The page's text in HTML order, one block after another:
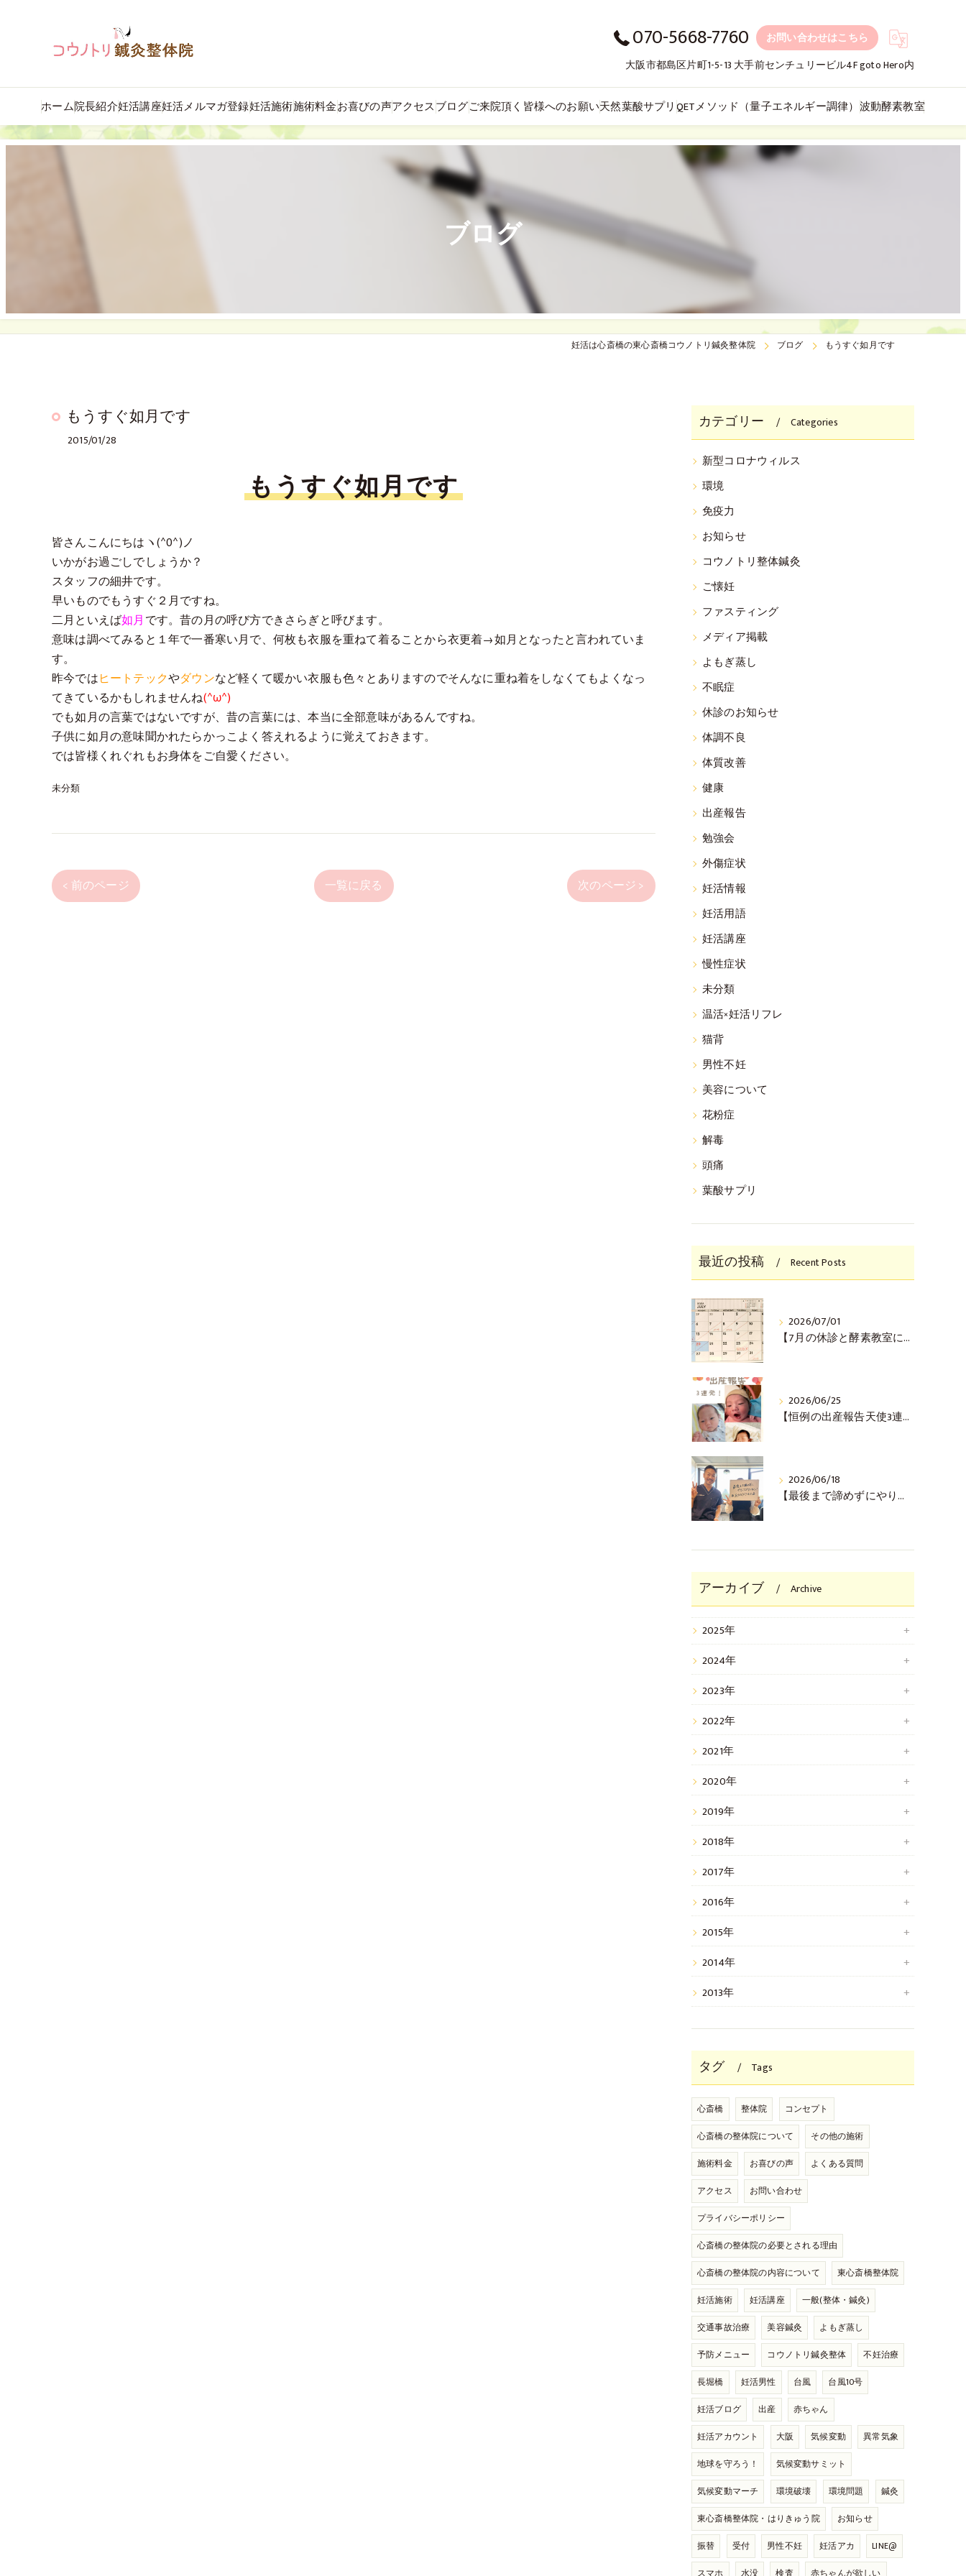
070-5668-7760
お問い合わせはこちら
大阪市都島区片町1-5-13 大手前センチュリービル4F goto Hero内
ホーム院長紹介妊活講座妊活メルマガ登録妊活施術施術料金お喜びの声アクセスブログご来院頂く皆様へのお願い天然葉酸サプリ QETメソッド（量子エネルギー調律） 波動酵素教室
ブログ
妊活は心斎橋の東心斎橋コウノトリ鍼灸整体院 ブログ もうすぐ如月です
もうすぐ如月です
2015/01/28
もうすぐ如月です
皆さんこんにちはヽ(^0^)ノ
いかがお過ごしでしょうか？
スタッフの細井です。
早いものでもうすぐ２月ですね。
二月といえば如月です。昔の月の呼び方できさらぎと呼びます。
意味は調べてみると１年で一番寒い月で、何枚も衣服を重ねて着ることから衣更着→如月となったと言われていま
す。
昨今ではヒートテックやダウンなど軽くて暖かい衣服も色々とありますのでそんなに重ね着をしなくてもよくなっ
てきているかもしれませんね(^ω^)
でも如月の言葉ではないですが、昔の言葉には、本当に全部意味があるんですね。
子供に如月の意味聞かれたらかっこよく答えれるように覚えておきます。
では皆様くれぐれもお身体をご自愛ください。
未分類
< 前のページ 一覧に戻る 次のページ >
カテゴリー Categories
新型コロナウィルス
環境
免疫力
お知らせ
コウノトリ整体鍼灸
ご懐妊
ファスティング
メディア掲載
よもぎ蒸し
不眠症
休診のお知らせ
体調不良
体質改善
健康
出産報告
勉強会
外傷症状
妊活情報
妊活用語
妊活講座
慢性症状
未分類
温活×妊活リフレ
猫背
男性不妊
美容について
花粉症
解毒
頭痛
葉酸サプリ
最近の投稿 Recent Posts
2026/07/01
【7月の休診と酵素教室について(^^♪】
2026/06/25
【恒例の出産報告天使3連発！(^^♪】
2026/06/18
【最後まで諦めずにやりきった！ご懐妊報告(^^♪】
アーカイブ Archive
2025年
2024年
2023年
2022年
2021年
2020年
2019年
2018年
2017年
2016年
2015年
2014年
2013年
タグ Tags
心斎橋 整体院
コンセプト
心斎橋の整体院について
その他の施術
施術料金
お喜びの声
よくある質問
アクセス
お問い合わせ
プライバシーポリシー
心斎橋の整体院の必要とされる理由
心斎橋の整体院の内容について
東心斎橋整体院
妊活施術
妊活講座
一般(整体・鍼灸)
交通事故治療
美容鍼灸
よもぎ蒸し
予防メニュー
コウノトリ鍼灸整体
不妊治療
長堀橋
妊活男性 台風
台風10号
妊活ブログ
出産
赤ちゃん
妊活アカウント
大阪 気候変動
異常気象
地球を守ろう！
気候変動サミット
気候変動マーチ
環境破壊 環境問題
鍼灸
東心斎橋整体院・はりきゅう院
お知らせ
振替
受付 男性不妊 妊活アカ
LINE@
スマホ
水没 検査 赤ちゃんが欲しい